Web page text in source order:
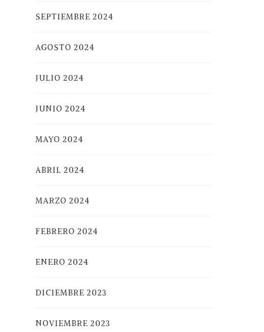
SEPTIEMBRE 2024
AGOSTO 2024
JULIO 2024
JUNIO 2024
MAYO 2024
ABRIL 2024
MARZO 2024
FEBRERO 2024
ENERO 2024
DICIEMBRE 2023
NOVIEMBRE 2023